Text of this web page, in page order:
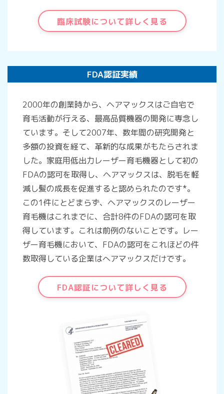
臨床試験について詳しく見る
FDA認証実績
2000年の創業時から、ヘアマックスはご自宅で
育毛活動が行える、最高品質機器の開発に専念し
ています。そして2007年、数年間の研究開発と
多額の投資を経て、革新的な成果がもたらされま
した。家庭用低出力レーザー育毛機器として初の
FDAの認可を取得し、ヘアマックスは、脱毛を軽
減し髪の成長を促進すると認められたのです*。
この1件にとどまらず、ヘアマックスのレーザー
育毛機はこれまでに、合計8件のFDAの認可を取
得しています。これは前例のないことです。レー
ザー育毛機において、FDAの認可をこれほどの件
数取得している企業はへアマックスだけです。
FDA認証について詳しく見る